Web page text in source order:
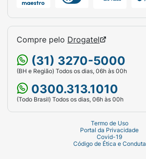
Compre pelo Drogatel
(31) 3270-5000
(BH e Região) Todos os dias, 06h às 00h
0300.313.1010
(Todo Brasil) Todos os dias, 06h às 00h
Termo de Uso
Portal da Privacidade
Covid-19
Código de Ética e Conduta